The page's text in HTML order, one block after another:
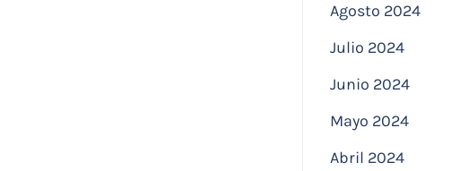
Agosto 2024
Julio 2024
Junio 2024
Mayo 2024
Abril 2024